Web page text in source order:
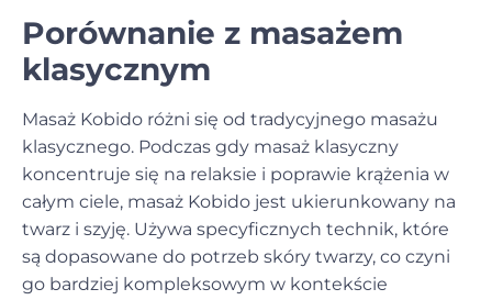
Porównanie z masażem
klasycznym
Masaż Kobido różni się od tradycyjnego masażu
klasycznego. Podczas gdy masaż klasyczny
koncentruje się na relaksie i poprawie krążenia w
całym ciele, masaż Kobido jest ukierunkowany na
twarz i szyję. Używa specyficznych technik, które
są dopasowane do potrzeb skóry twarzy, co czyni
go bardziej kompleksowym w kontekście